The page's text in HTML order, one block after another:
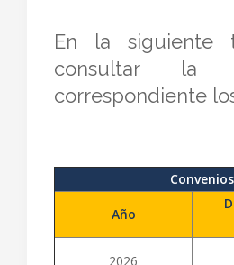
En la siguiente
consultar la
correspondiente
Convenios
Año
2026